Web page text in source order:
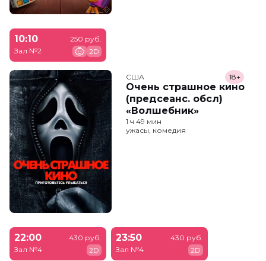
10:10
Зал №2
250 руб.
2D
США
Очень страшное кино
(предсеанс. обсл)
«Волшебник»
18+
1 ч 49 мин
ужасы, комедия
22:00
Зал №4
430 руб.
2D
23:50
Зал №4
430 руб.
2D